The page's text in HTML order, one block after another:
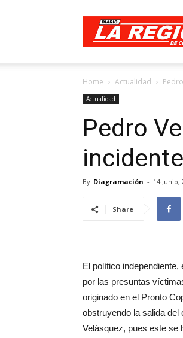
Diario
Región
Home Actualidad
Actualidad
Pedro
By Diagramación - 14 Junio,
Share
El político
por las presuntas
originado en el Pronto
obstruyendo la salida del
Velásquez, pues este se